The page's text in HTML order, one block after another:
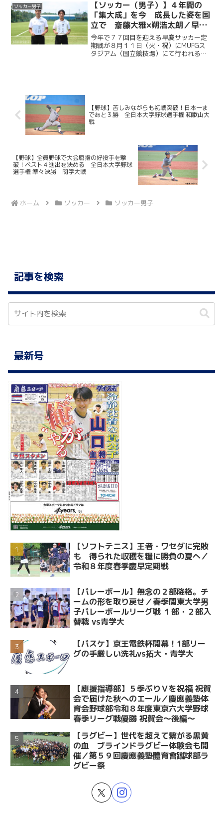
ッチに立つ。今回ケイスポでは選手だけ
ではなく、グラウンドマ...
ソッカー男子
【ソッカー（男子）】４年間の
「集大成」を今 成長した姿を国
立で 斎藤大雅×朔浩太朗／早慶
クラシコ２０２６直前企画第１弾
今年で７７回目を迎える早慶サッカー定
期戦が８月１１日（火・祝）にMUFGス
タジアム（国立競技場）にて行われる。
【野球】苦しみながらも初戦突破！日本一ま
であと３勝 全日本大学野球選手権 和歌山大
戦
【野球】全員野球で大会屈指の好投手を撃
破！ベスト４進出を決める 全日本大学野球
選手権 準々決勝 関学大戦
ホーム ソッカー ソッカー男子
記事を検索
最新号
【ソフトテニス】王者・ワセダに完敗
も 得られた収穫を糧に勝負の夏へ／
令和８年度春季慶早定期戦
【バレーボール】無念の２部降格。チ
ームの形を取り戻せ／春季関東大学男
子バレーボールリーグ戦 １部・２部入
替戦 vs青学大
【バスケ】京王電鉄杯開幕！1部リー
グの手厳しい洗礼vs拓大・青学大
【應援指導部】５季ぶりＶを祝福 祝賀
会で届けた秋へのエール／慶應義塾体
育会野球部令和８年度東京六大学野球
春季リーグ戦優勝 祝賀会～後編～
【ラグビー】世代を超えて繋がる黒黄
の血 ブラインドラグビー体験会も開
催／第５９回慶應義塾體育會蹴球部ラ
グビー祭